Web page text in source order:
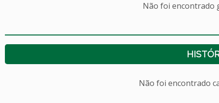
Não foi encontrado
Não foi encontrado